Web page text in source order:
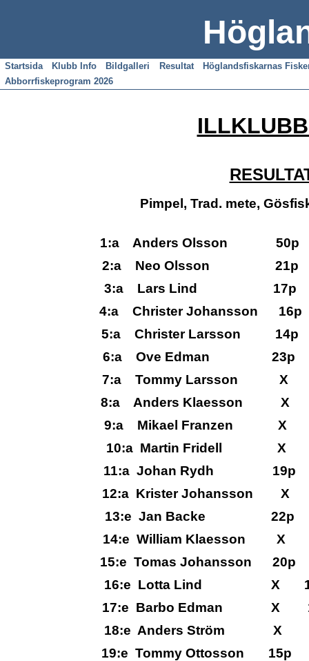
Startsida Klubb Info Bildgalleri Resultat
Höglandsfiskarnas
Abborrfiskeprogram 2026
Pimpel, Trad. mete,
1:a Anders Olsson
2:a Neo Olsson 21p
3:a Lars Lind 17p
4:a Christer
5:a Christer Larsson
6:a Ove Edman
7:a Tommy Larsson
8:a Anders Klaesson
9:a Mikael
10:a Martin
11:a Johan Rydh
12:a Krister
13:e Jan Backe
14:e William
15:e Tomas
16:e Lotta Lind X
17:e Barbo
18:e Anders
19:e Tommy